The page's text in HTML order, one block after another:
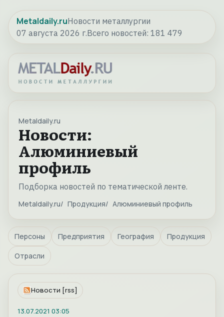
Metaldaily.ruНовости металлургии
07 августа 2026 г.Всего новостей: 181 479
Metaldaily.ru
Новости:
Алюминиевый
профиль
Подборка новостей по тематической ленте.
Metaldaily.ru Продукция Алюминиевый профиль
Персоны Предприятия География Продукция
Отрасли
Новости [rss]
13.07.2021 03:05